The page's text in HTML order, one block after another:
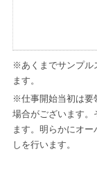
※あくまでサンプル
ます。
※仕事開始当初は要
場合がございます。
ます。明らかにオ
しを行います。